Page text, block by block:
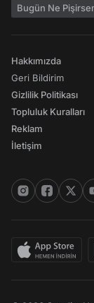
Bugün Ne
Hakkımızda
Geri Bildirim
Gizlilik Politikası
Topluluk Kuralları
Reklam
İletişim